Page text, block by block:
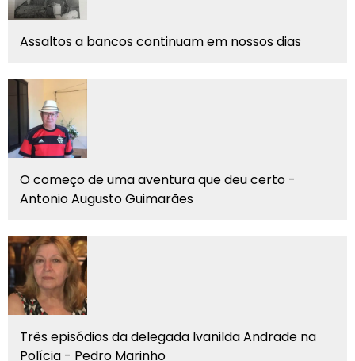
Assaltos a bancos continuam em nossos dias
O começo de uma aventura que deu certo -
Antonio Augusto Guimarães
Três episódios da delegada Ivanilda Andrade na
Polícia - Pedro Marinho